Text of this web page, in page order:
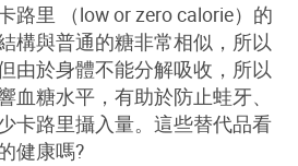
路里 （low orzero calorie）的
構與普通的糖非常相似，所以
由於身體不能分解吸收，所以
血糖水平，有助於防止蛙牙、
卡路里攝入量。這些替代品看
健康嗎?